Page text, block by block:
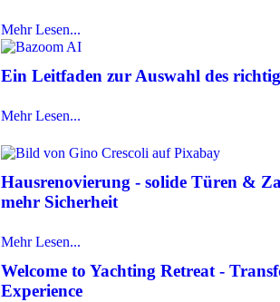
Mehr Lesen...
Ein Leitfaden zur Auswahl des
Mehr Lesen...
Hausrenovierung - solide Türen &
mehr Sicherheit
Mehr Lesen...
Welcome to Yachting Retreat -
Experience